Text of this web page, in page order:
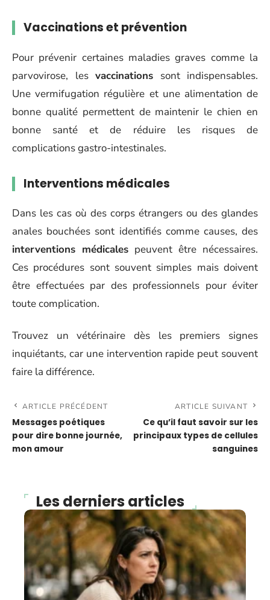
Vaccinations et prévention
Pour prévenir certaines maladies graves comme la
parvovirose, les vaccinations sont indispensables.
Une vermifugation régulière et une alimentation de
bonne qualité permettent de maintenir le chien en
bonne santé et de réduire les risques de
complications gastro-intestinales.
Interventions médicales
Dans les cas où des corps étrangers ou des glandes
anales bouchées sont identifiés comme causes, des
interventions médicales peuvent être nécessaires.
Ces procédures sont souvent simples mais doivent
être effectuées par des professionnels pour éviter
toute complication.
Trouvez un vétérinaire dès les premiers signes
inquiétants, car une intervention rapide peut souvent
faire la différence.
ARTICLE PRÉCÉDENT
Messages poétiques
pour dire bonne journée,
mon amour
ARTICLE SUIVANT
Ce qu’il faut savoir sur les
principaux types de cellules
sanguines
Les derniers articles